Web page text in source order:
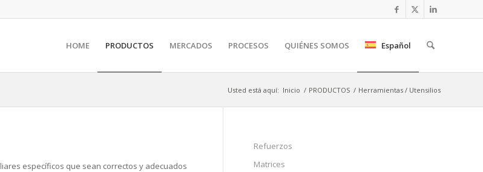
HOME PRODUCTOS MERCADOS PROCESOS QUIÉNES SOMOS Español
Usted está aquí: Inicio / PRODUCTOS / Herramientas / Utensilios
específicos que sean correctos y adecuados
Refuerzos
Matrices